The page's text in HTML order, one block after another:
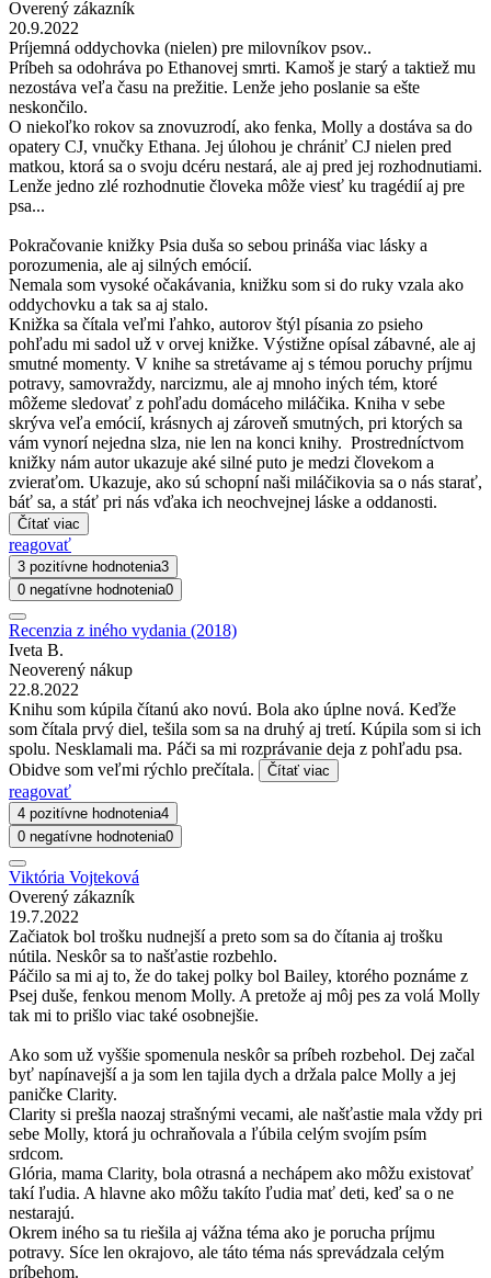
Overený zákazník
20.9.2022
Príjemná oddychovka (nielen) pre milovníkov psov..
Príbeh sa odohráva po Ethanovej smrti. Kamoš je starý a taktiež mu
nezostáva veľa času na prežitie. Lenže jeho poslanie sa ešte
neskončilo.
O niekoľko rokov sa znovuzrodí, ako fenka, Molly a dostáva sa do
opatery CJ, vnučky Ethana. Jej úlohou je chrániť CJ nielen pred
matkou, ktorá sa o svoju dcéru nestará, ale aj pred jej rozhodnutiami.
Lenže jedno zlé rozhodnutie človeka môže viesť ku tragédií aj pre
psa...
Pokračovanie knižky Psia duša so sebou prináša viac lásky a
porozumenia, ale aj silných emócií.
Nemala som vysoké očakávania, knižku som si do ruky vzala ako
oddychovku a tak sa aj stalo.
Knižka sa čítala veľmi ľahko, autorov štýl písania zo psieho
pohľadu mi sadol už v orvej knižke. Výstižne opísal zábavné, ale aj
smutné momenty. V knihe sa stretávame aj s témou poruchy príjmu
potravy, samovraždy, narcizmu, ale aj mnoho iných tém, ktoré
môžeme sledovať z pohľadu domáceho miláčika. Kniha v sebe
skrýva veľa emócií, krásnych aj zároveň smutných, pri ktorých sa
vám vynorí nejedna slza, nie len na konci knihy. Prostredníctvom
knižky nám autor ukazuje aké silné puto je medzi človekom a
zvieraťom. Ukazuje, ako sú schopní naši miláčikovia sa o nás starať,
báť sa, a stáť pri nás vďaka ich neochvejnej láske a oddanosti.
Čítať viac
reagovať
3 pozitívne hodnotenia3
0 negatívne hodnotenia0
Recenzia z iného vydania (2018)
Iveta B.
Neoverený nákup
22.8.2022
Knihu som kúpila čítanú ako novú. Bola ako úplne nová. Keďže
som čítala prvý diel, tešila som sa na druhý aj tretí. Kúpila som si ich
spolu. Nesklamali ma. Páči sa mi rozprávanie deja z pohľadu psa.
Obidve som veľmi rýchlo prečítala.
Čítať viac
reagovať
4 pozitívne hodnotenia4
0 negatívne hodnotenia0
Viktória Vojteková
Overený zákazník
19.7.2022
Začiatok bol trošku nudnejší a preto som sa do čítania aj trošku
nútila. Neskôr sa to našťastie rozbehlo.
Páčilo sa mi aj to, že do takej polky bol Bailey, ktorého poznáme z
Psej duše, fenkou menom Molly. A pretože aj môj pes za volá Molly
tak mi to prišlo viac také osobnejšie.
Ako som už vyššie spomenula neskôr sa príbeh rozbehol. Dej začal
byť napínavejší a ja som len tajila dych a držala palce Molly a jej
paničke Clarity.
Clarity si prešla naozaj strašnými vecami, ale našťastie mala vždy pri
sebe Molly, ktorá ju ochraňovala a ľúbila celým svojím psím
srdcom.
Glória, mama Clarity, bola otrasná a nechápem ako môžu existovať
takí ľudia. A hlavne ako môžu takíto ľudia mať deti, keď sa o ne
nestarajú.
Okrem iného sa tu riešila aj vážna téma ako je porucha príjmu
potravy. Síce len okrajovo, ale táto téma nás sprevádzala celým
príbehom.